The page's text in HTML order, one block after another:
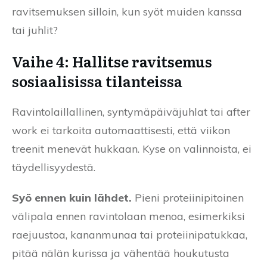
ravitsemuksen silloin, kun syöt muiden kanssa
tai juhlit?
Vaihe 4: Hallitse ravitsemus
sosiaalisissa tilanteissa
Ravintolaillallinen, syntymäpäiväjuhlat tai after
work ei tarkoita automaattisesti, että viikon
treenit menevät hukkaan. Kyse on valinnoista, ei
täydellisyydestä.
Syö ennen kuin lähdet. Pieni proteiinipitoinen
välipala ennen ravintolaan menoa, esimerkiksi
raejuustoa, kananmunaa tai proteiinipatukkaa,
pitää nälän kurissa ja vähentää houkutusta